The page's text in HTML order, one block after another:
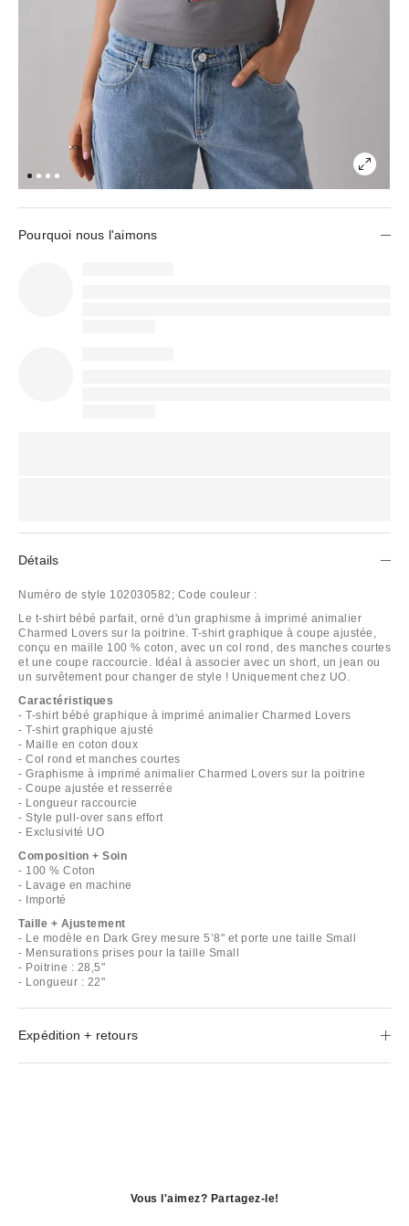
Pourquoi nous l'aimons
Détails
Numéro de style 102030582; Code couleur :
Le t-shirt bébé parfait, orné d'un graphisme à imprimé animalier
Charmed Lovers sur la poitrine. T-shirt graphique à coupe ajustée,
conçu en maille 100 % coton, avec un col rond, des manches courtes
et une coupe raccourcie. Idéal à associer avec un short, un jean ou
un survêtement pour changer de style ! Uniquement chez UO.
Caractéristiques
- T-shirt bébé graphique à imprimé animalier Charmed Lovers
- T-shirt graphique ajusté
- Maille en coton doux
- Col rond et manches courtes
- Graphisme à imprimé animalier Charmed Lovers sur la poitrine
- Coupe ajustée et resserrée
- Longueur raccourcie
- Style pull-over sans effort
- Exclusivité UO
Composition + Soin
- 100 % Coton
- Lavage en machine
- Importé
Taille + Ajustement
- Le modèle en Dark Grey mesure 5’8" et porte une taille Small
- Mensurations prises pour la taille Small
- Poitrine : 28,5"
- Longueur : 22"
Expédition + retours
Vous l'aimez? Partagez-le!